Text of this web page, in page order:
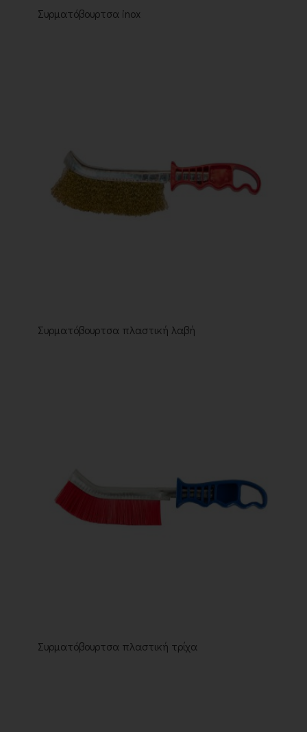
Συρματόβουρτσα inox
Συρματόβουρτσα πλαστική λαβή
Συρματόβουρτσα πλαστική τρίχα